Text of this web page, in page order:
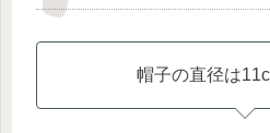
帽子の直径は